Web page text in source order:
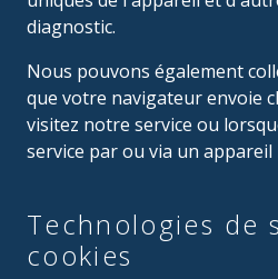
diagnostic.
Nous pouvons également
que votre navigateur envoie
visitez notre service ou
service par ou via un appareil
Technologies de
cookies